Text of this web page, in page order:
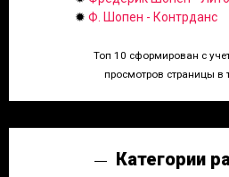
✹ Ф. Шопен - Контрданс
Топ 10 сформирован с
просмотров страницы в
Категории